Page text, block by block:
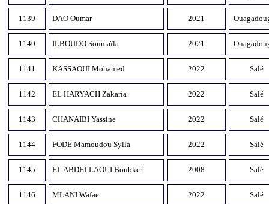
1139 DAO Oumar 2021
1140 ILBOUDO Soumaïla 2021
1141 KASSAOUI Mohamed 2022 Salé
1142 EL HARYACH Zakaria 2022 Salé
1143 CHANAIBI Yassine 2022 Salé
1144 FODE Mamoudou Sylla 2022 Salé
1145 EL ABDELLAOUI Boubker 2008 Salé
1146 MLANI Wafae 2022 Salé